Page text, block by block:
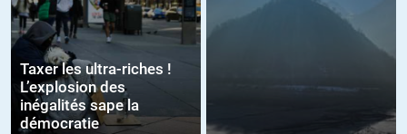
Taxer les ultra-riches !
L’explosion des
inégalités sape la
démocratie